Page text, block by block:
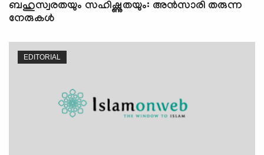
ബഹുസ്വരതയും സഹിഷ്ണുതയും: അന്‍സാരി തരുന്ന
നേരുകള്‍
EDITORIAL